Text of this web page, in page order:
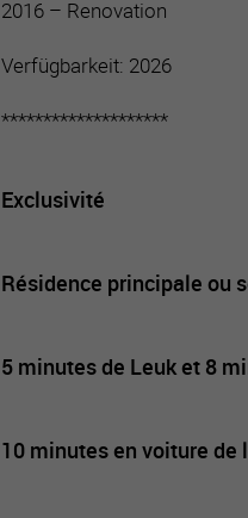
2016 – Renovation
Verfügbarkeit: 2026
********************
Exclusivité
Résidence principale ou
5 minutes de Leuk et 8
10 minutes en voiture de